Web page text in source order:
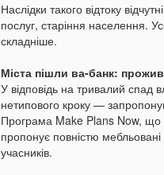
Наслідки такого відтоку
послуг, старіння населення.
складніше.
Міста пішли ва-банк:
У відповідь на тривалий спад
нетипового кроку —
Програма Make Plans Now, що
пропонує повністю
учасників.